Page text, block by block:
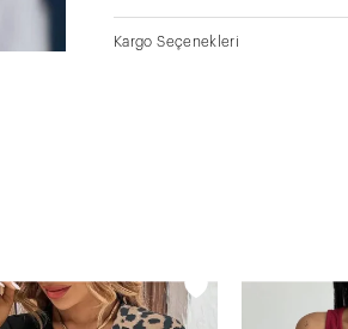
Kargo Seçenekleri